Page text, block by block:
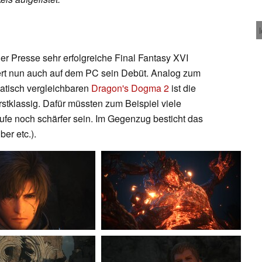
Presse sehr erfolgreiche Final Fantasy XVI
nun auch auf dem PC sein Debüt. Analog zum
vergleichbaren Dragon's Dogma 2 ist die
Dafür müssten zum Beispiel viele
noch schärfer sein. Im Gegenzug besticht das
etc.).